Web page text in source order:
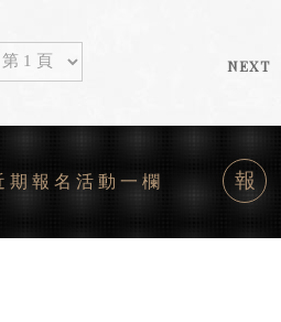
NEXT
期報名活動一欄 報